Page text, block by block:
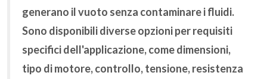
generano il vuoto senza contaminare i fluidi.
Sono disponibili diverse opzioni per requisiti
specifici dell'applicazione, come dimensioni,
tipo di motore, controllo, tensione, resistenza